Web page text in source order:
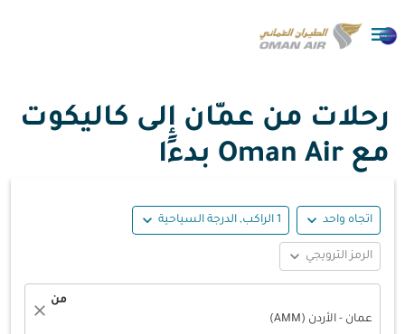

رحلات من عمّان إلى كاليكوت
مع Oman Air بدءًا
اتجاه واحد expand_more 1 الراكب, الدرجة السياحية expand_more
الرمز الترويجي expand_more
من
عمان - الأردن (AMM)
close